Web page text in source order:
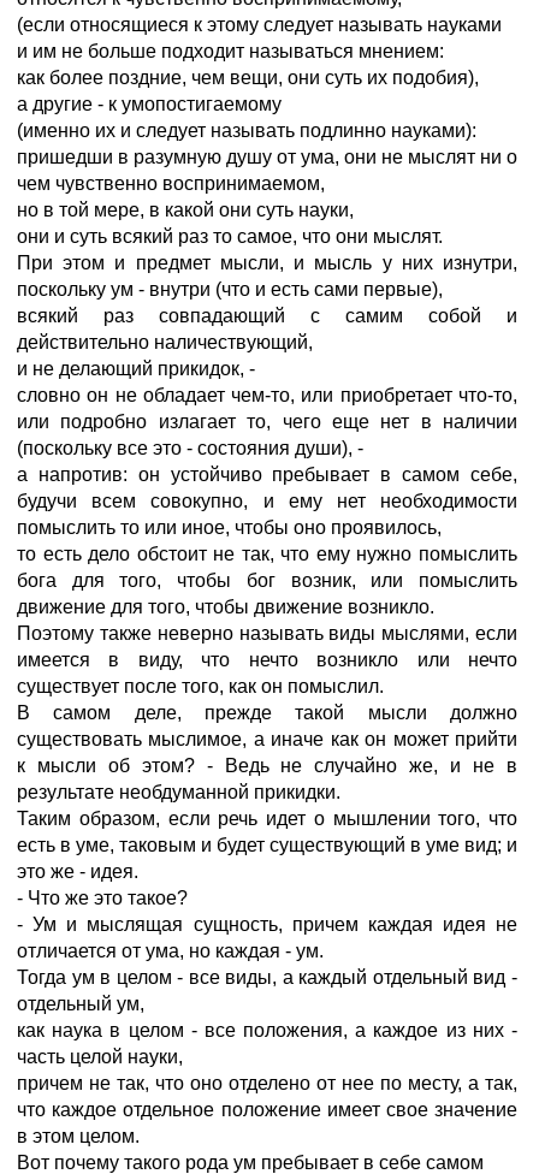
(если относящиеся к этому следует называть науками
и им не больше подходит называться мнением:
как более поздние, чем вещи, они суть их подобия),
а другие - к умопостигаемому
(именно их и следует называть подлинно науками):
пришедши в разумную душу от ума, они не мыслят ни о
чем чувственно воспринимаемом,
но в той мере, в какой они суть науки,
они и суть всякий раз то самое, что они мыслят.
При этом и предмет мысли, и мысль у них изнутри,
поскольку ум - внутри (что и есть сами первые),
всякий раз совпадающий с самим собой и
действительно наличествующий,
и не делающий прикидок, -
словно он не обладает чем-то, или приобретает что-то,
или подробно излагает то, чего еще нет в наличии
(поскольку все это - состояния души), -
а напротив: он устойчиво пребывает в самом себе,
будучи всем совокупно, и ему нет необходимости
помыслить то или иное, чтобы оно проявилось,
то есть дело обстоит не так, что ему нужно помыслить
бога для того, чтобы бог возник, или помыслить
движение для того, чтобы движение возникло.
Поэтому также неверно называть виды мыслями, если
имеется в виду, что нечто возникло или нечто
существует после того, как он помыслил.
В самом деле, прежде такой мысли должно
существовать мыслимое, а иначе как он может прийти
к мысли об этом? - Ведь не случайно же, и не в
результате необдуманной прикидки.
Таким образом, если речь идет о мышлении того, что
есть в уме, таковым и будет существующий в уме вид; и
это же - идея.
- Что же это такое?
- Ум и мыслящая сущность, причем каждая идея не
отличается от ума, но каждая - ум.
Тогда ум в целом - все виды, а каждый отдельный вид -
отдельный ум,
как наука в целом - все положения, а каждое из них -
часть целой науки,
причем не так, что оно отделено от нее по месту, а так,
что каждое отдельное положение имеет свое значение
в этом целом.
Вот почему такого рода ум пребывает в себе самом